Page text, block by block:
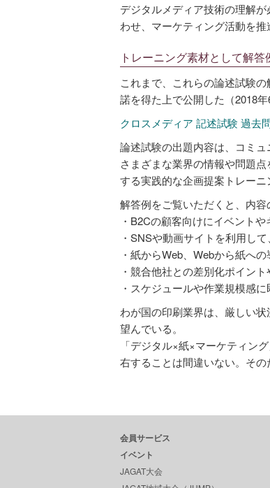
デジタルメディア技術の理解
わせ、マーケティング活動を推
トレーニング素材として解答
これまで、これらの論述試験
諾を得た上で公開した（2018年
クロスメディア 記述試験 過去
論述試験の出題内容は、コミュ
さまざまな業界の情報や問題
する実践的な企画提案トレーニ
解答例をご覧いただくと、内容
・B2Cの顧客向けにイベントや
・SNSや動画サイトを利用し
・紙からWeb、Webから紙への
・競合他社との差別化ポイン
・スケジュールや作業規模感
わが国の印刷業界は、厳しい
望んでいる。
「デジタル×紙×マーケティン
右することは間違いない。その
会員サービス
イベント
JAGAT大会